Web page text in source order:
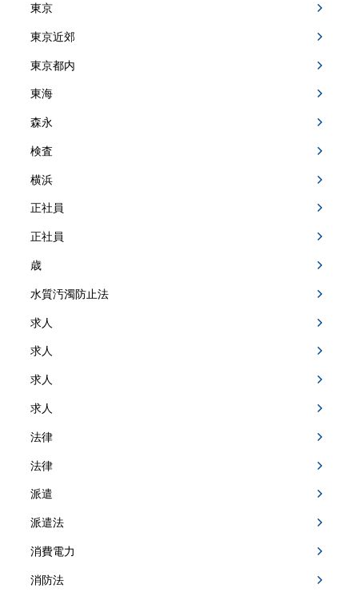
東京
東京近郊
東京都内
東海
森永
検査
横浜
正社員
正社員
歳
水質汚濁防止法
求人
求人
求人
求人
法律
法律
派遣
派遣法
消費電力
消防法